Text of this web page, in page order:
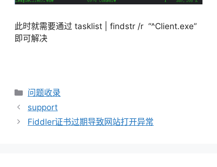
此时就需要通过 tasklist | findstr /r “^Client.exe”
即可解决
分
类
问题收录
support
Fiddler证书过期导致网站打开异常